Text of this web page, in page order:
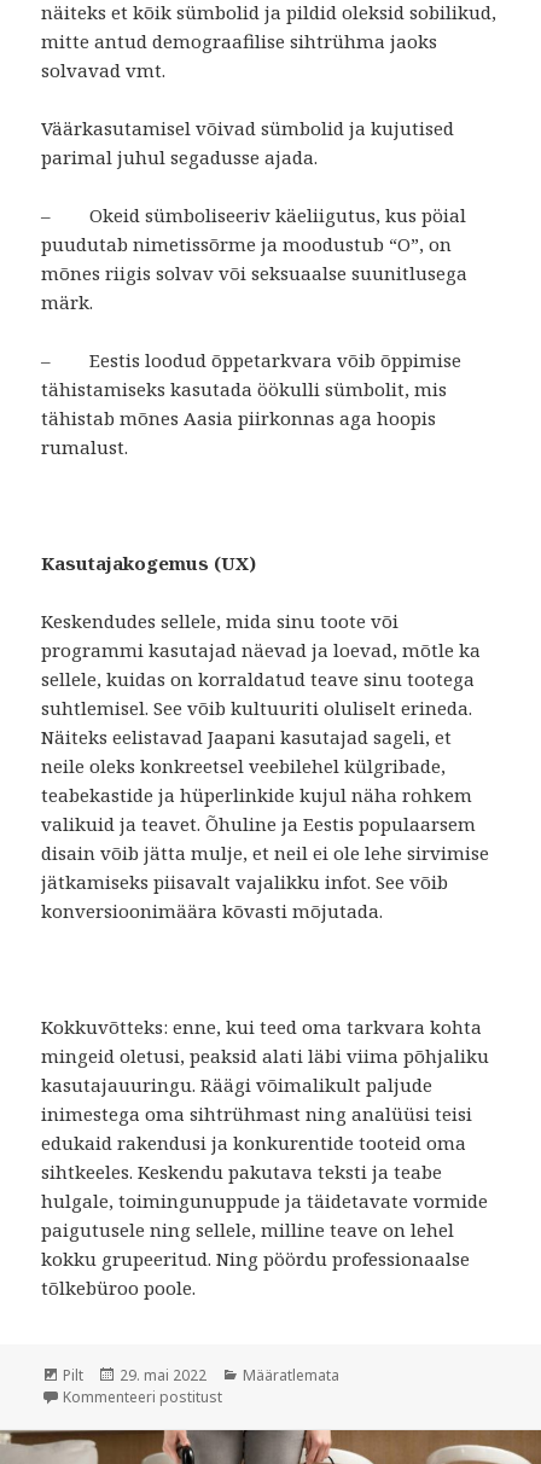
näiteks et kõik sümbolid ja pildid oleksid sobilikud,
mitte antud demograafilise sihtrühma jaoks
solvavad vmt.
Väärkasutamisel võivad sümbolid ja kujutised
parimal juhul segadusse ajada.
–
Okeid sümboliseeriv käeliigutus, kus pöial
puudutab nimetissõrme ja moodustub “O”, on
mõnes riigis solvav või seksuaalse suunitlusega
märk.
–
Eestis loodud õppetarkvara võib õppimise
tähistamiseks kasutada öökulli sümbolit, mis
tähistab mõnes Aasia piirkonnas aga hoopis
rumalust.
Kasutajakogemus (UX)
Keskendudes sellele, mida sinu toote või
programmi kasutajad näevad ja loevad, mõtle ka
sellele, kuidas on korraldatud teave sinu tootega
suhtlemisel. See võib kultuuriti oluliselt erineda.
Näiteks eelistavad Jaapani kasutajad sageli, et
neile oleks konkreetsel veebilehel külgribade,
teabekastide ja hüperlinkide kujul näha rohkem
valikuid ja teavet. Õhuline ja Eestis populaarsem
disain võib jätta mulje, et neil ei ole lehe sirvimise
jätkamiseks piisavalt vajalikku infot. See võib
konversioonimäära kõvasti mõjutada.
Kokkuvõtteks: enne, kui teed oma tarkvara kohta
mingeid oletusi, peaksid alati läbi viima põhjaliku
kasutajauuringu. Räägi võimalikult paljude
inimestega oma sihtrühmast ning analüüsi teisi
edukaid rakendusi ja konkurentide tooteid oma
sihtkeeles. Keskendu pakutava teksti ja teabe
hulgale, toimingunuppude ja täidetavate vormide
paigutusele ning sellele, milline teave on lehel
kokku grupeeritud. Ning pöördu professionaalse
tõlkebüroo poole.
Formaat
Pilt Postitatud
29. mai 2022 Rubriigid
Määratlemata
Kommenteeri postitust